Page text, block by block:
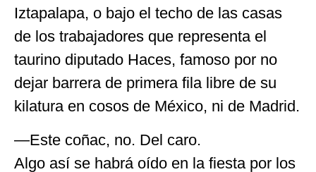
Iztapalapa, o bajo el techo de las casas
de los trabajadores que representa el
taurino diputado Haces, famoso por no
dejar barrera de primera fila libre de su
kilatura en cosos de México, ni de Madrid.
—Este coñac, no. Del caro.
Algo así se habrá oído en la fiesta por los